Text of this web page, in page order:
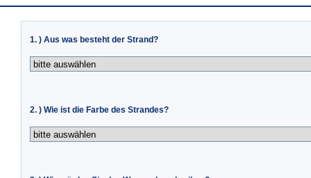
1. ) Aus was besteht der Strand?
2. ) Wie ist die Farbe des Strandes?